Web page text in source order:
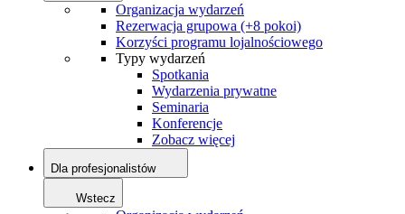
Organizacja wydarzeń
Rezerwacja grupowa (+8 pokoi)
Korzyści programu lojalnościowego
Typy wydarzeń
Spotkania
Wydarzenia prywatne
Seminaria
Konferencje
Zobacz więcej
Dla profesjonalistów
Wstecz